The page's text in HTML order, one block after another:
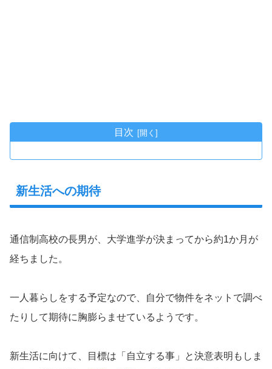
目次
新生活への期待
通信制高校の長男が、大学進学が決まってから約1か月が
経ちました。
一人暮らしをする予定なので、自分で物件をネットで調べ
たりして期待に胸膨らませているようです。
新生活に向けて、目標は「自立する事」と決意表明もしま